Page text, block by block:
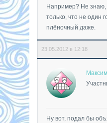
Например? Не знаю,
только, что не один
плёночный даже.
23.05.2012 в 12:18
Максим
Ну вот, подал бы